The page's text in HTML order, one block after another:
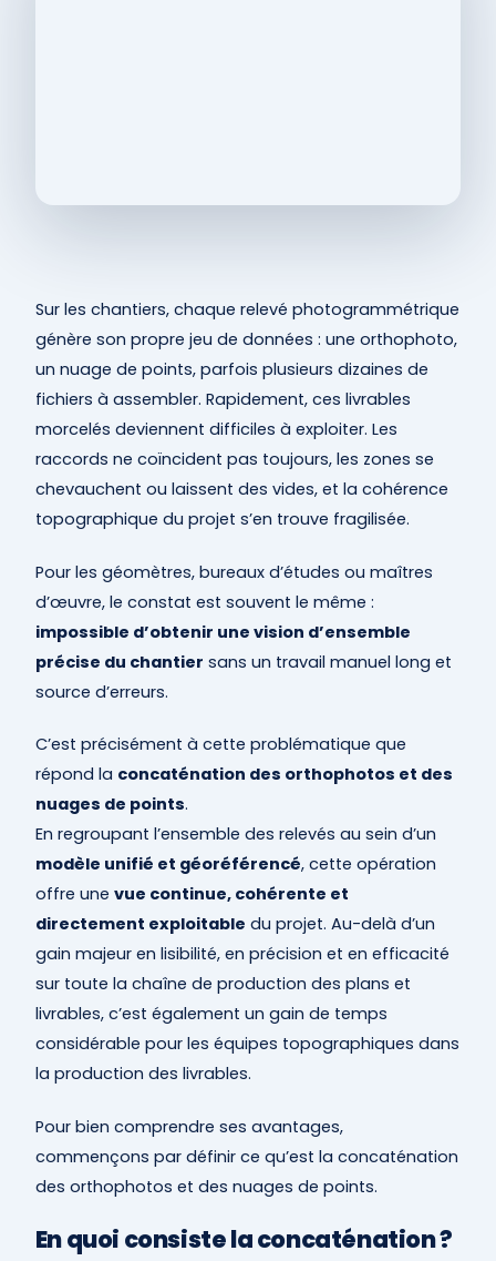
Sur les chantiers, chaque relevé photogrammétrique
génère son propre jeu de données : une orthophoto,
un nuage de points, parfois plusieurs dizaines de
fichiers à assembler. Rapidement, ces livrables
morcelés deviennent difficiles à exploiter. Les
raccords ne coïncident pas toujours, les zones se
chevauchent ou laissent des vides, et la cohérence
topographique du projet s’en trouve fragilisée.
Pour les géomètres, bureaux d’études ou maîtres
d’œuvre, le constat est souvent le même :
impossible d’obtenir une vision d’ensemble
précise du chantier sans un travail manuel long et
source d’erreurs.
C’est précisément à cette problématique que
répond la concaténation des orthophotos et des
nuages de points.
En regroupant l’ensemble des relevés au sein d’un
modèle unifié et géoréférencé, cette opération
offre une vue continue, cohérente et
directement exploitable du projet. Au-delà d’un
gain majeur en lisibilité, en précision et en efficacité
sur toute la chaîne de production des plans et
livrables, c’est également un gain de temps
considérable pour les équipes topographiques dans
la production des livrables.
Pour bien comprendre ses avantages,
commençons par définir ce qu’est la concaténation
des orthophotos et des nuages de points.
En quoi consiste la concaténation ?